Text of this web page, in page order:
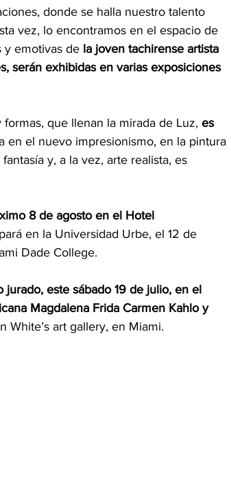
donde se halla nuestro talento
vez, lo encontramos en el espacio de
y emotivas de la joven tachirense artista
serán exhibidas en varias exposiciones
que llenan la mirada de Luz, es
en el nuevo impresionismo, en la pintura
y, a la vez, arte realista, es
8 de agosto en el Hotel
en la Universidad Urbe, el 12 de
Dade College.
este sábado 19 de julio, en el
Magdalena Frida Carmen Kahlo y
White’s art gallery, en Miami.